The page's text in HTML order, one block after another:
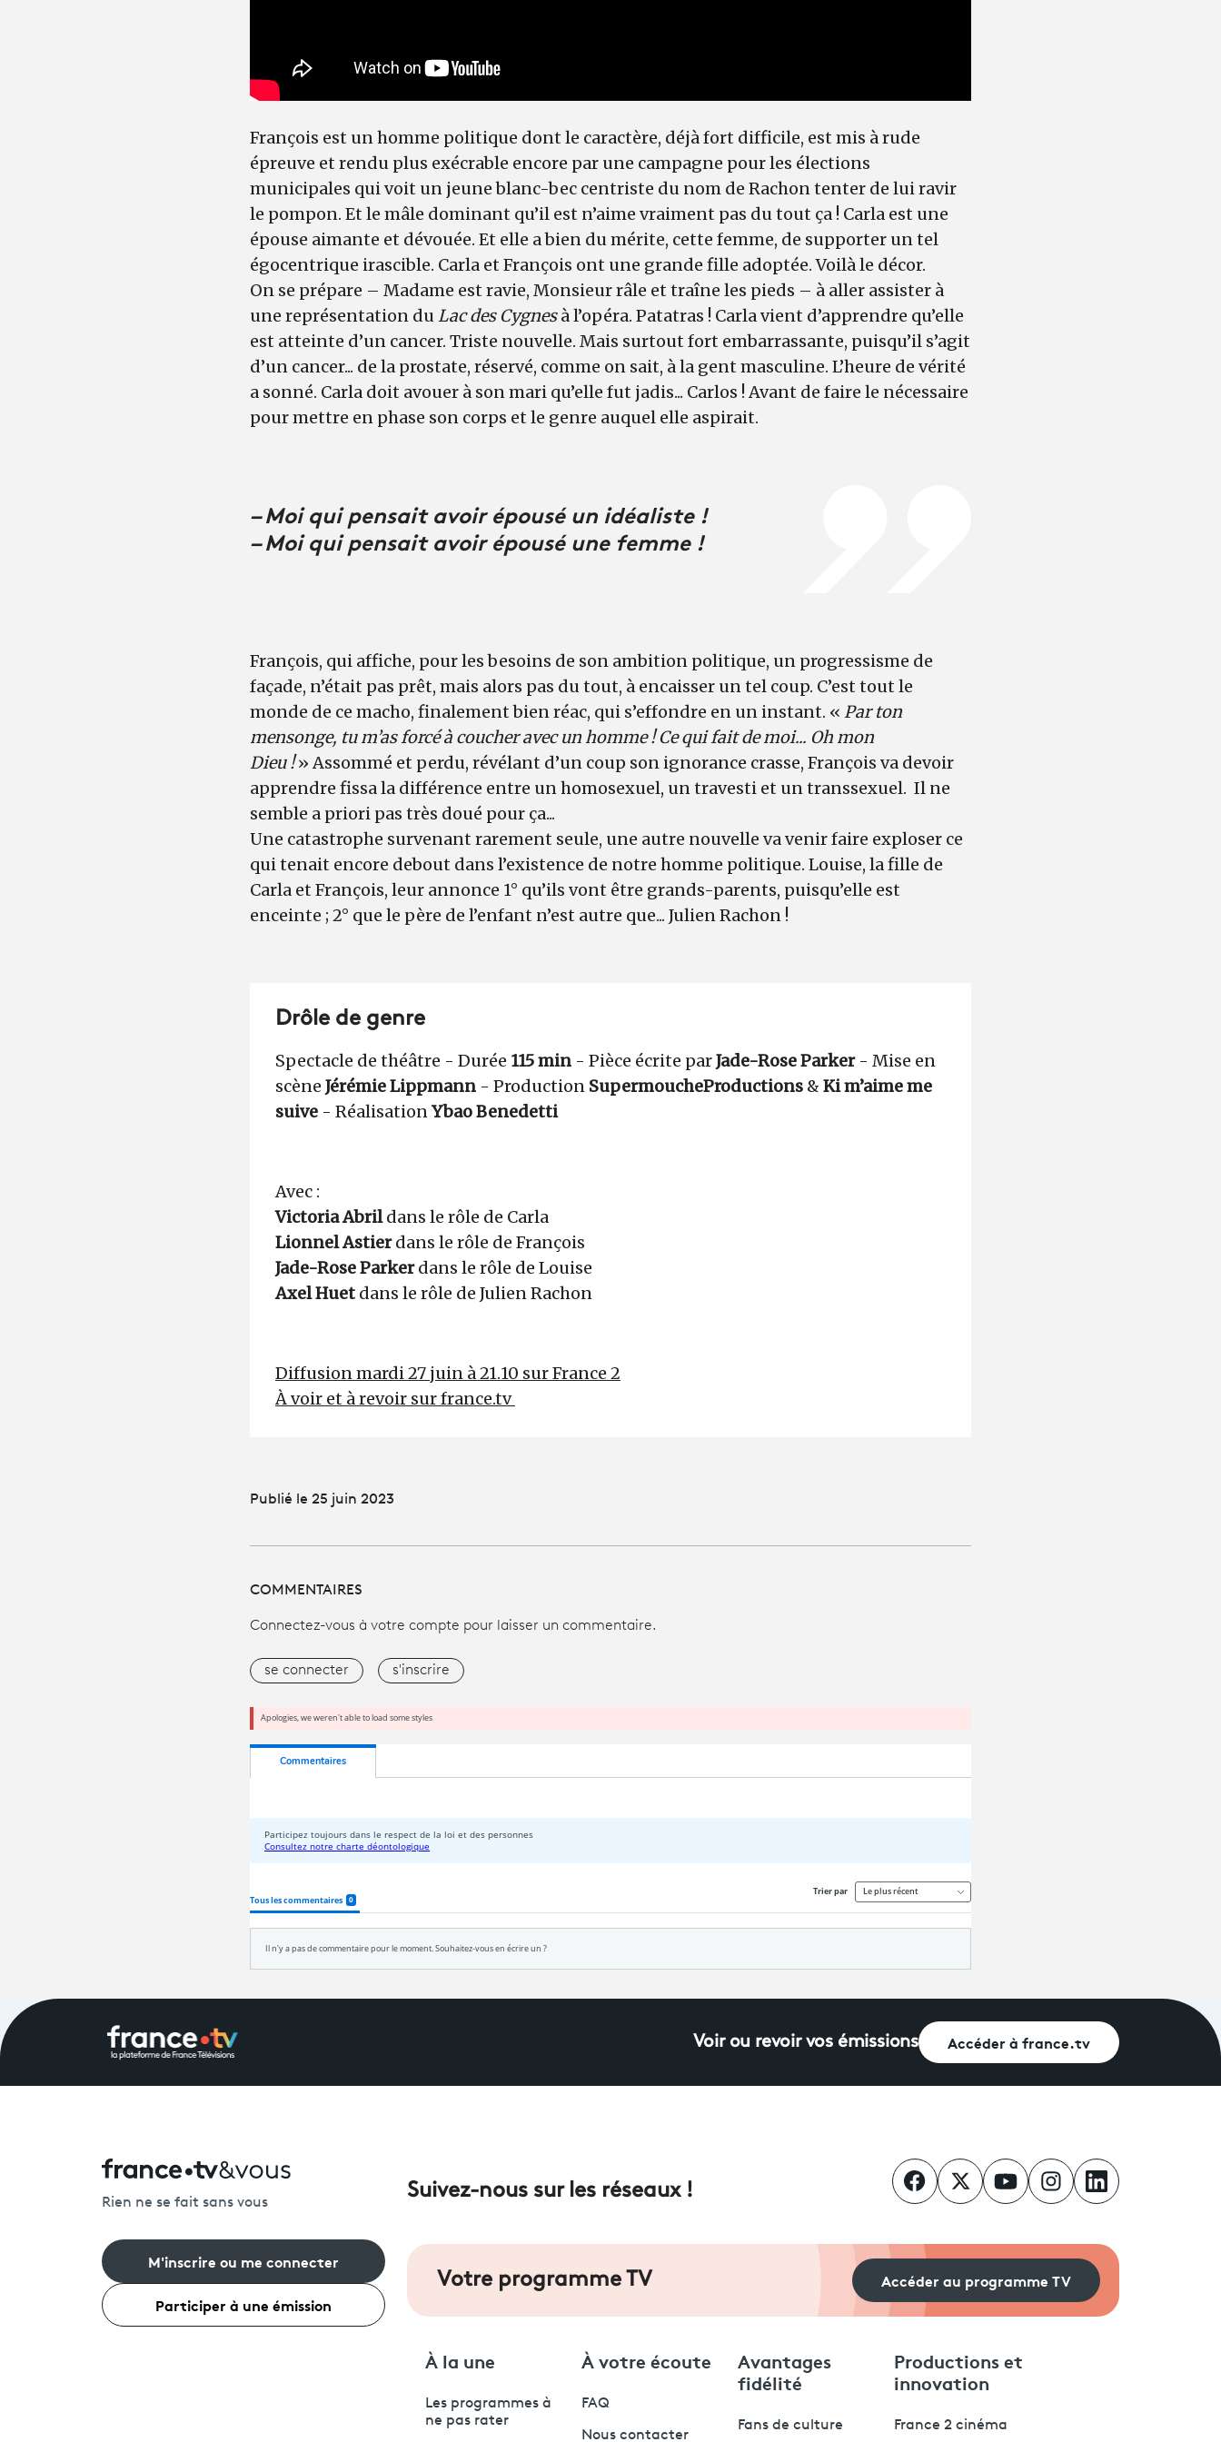
François est un homme politique dont le caractère, déjà fort difficile, est mis à rude
épreuve et rendu plus exécrable encore par une campagne pour les élections
municipales qui voit un jeune blanc-bec centriste du nom de Rachon tenter de lui ravir
le pompon. Et le mâle dominant qu’il est n’aime vraiment pas du tout ça ! Carla est une
épouse aimante et dévouée. Et elle a bien du mérite, cette femme, de supporter un tel
égocentrique irascible. Carla et François ont une grande fille adoptée. Voilà le décor.
On se prépare – Madame est ravie, Monsieur râle et traîne les pieds – à aller assister à
une représentation duLac des Cygnesà l’opéra. Patatras ! Carla vient d’apprendre qu’elle
est atteinte d’un cancer. Triste nouvelle. Mais surtout fort embarrassante, puisqu’il s’agit
d’un cancer... de la prostate, réservé, comme on sait, à la gent masculine. L’heure de vérité
a sonné. Carla doit avouer à son mari qu’elle fut jadis... Carlos ! Avant de faire le nécessaire
pour mettre en phase son corps et le genre auquel elle aspirait.
– Moi qui pensait avoir épousé un idéaliste !
– Moi qui pensait avoir épousé une femme !
François, qui affiche, pour les besoins de son ambition politique, un progressisme de
façade, n’était pas prêt, mais alors pas du tout, à encaisser un tel coup. C’est tout le
monde de ce macho, finalement bien réac, qui s’effondre en un instant. « Par ton
mensonge, tu m’as forcé à coucher avec un homme ! Ce qui fait de moi... Oh mon
Dieu !» Assommé et perdu, révélant d’un coup son ignorance crasse, François va devoir
apprendre fissa la différence entre un homosexuel, un travesti et un transsexuel. Il ne
semble a priori pas très doué pour ça...
Une catastrophe survenant rarement seule, une autre nouvelle va venir faire exploser ce
qui tenait encore debout dans l’existence de notre homme politique. Louise, la fille de
Carla et François, leur annonce 1° qu’ils vont être grands-parents, puisqu’elle est
enceinte ; 2° que le père de l’enfant n’est autre que... Julien Rachon !
Drôle de genre
Spectacle de théâtre - Durée 115 min - Pièce écrite parJade-Rose Parker- Mise en
scène Jérémie Lippmann - Production SupermoucheProductions & Ki m’aime me
suive - RéalisationYbao Benedetti
Avec :
Victoria Abrildans le rôle de Carla
Lionnel Astierdans le rôle de François
Jade-Rose Parkerdans le rôle de Louise
Axel Huet dans le rôle de Julien Rachon
Diffusion mardi 27 juin à 21.10 sur France 2
À voir et à revoir sur france.tv
Publié le 25 juin 2023
COMMENTAIRES
Connectez-vous à votre compte pour laisser un commentaire.
se connecter s'inscrire
Voir ou revoir vos émissions Accéder à france.tv
Rien ne se fait sans vous
M'inscrire ou me connecter
Participer à une émission
Suivez-nous sur les réseaux !
Votre programme TV Accéder au programme TV
À la une
Les programmes à
ne pas rater
À votre écoute
FAQ
Nous contacter
Avantages
fidélité
Fans de culture
Productions et
innovation
France 2 cinéma